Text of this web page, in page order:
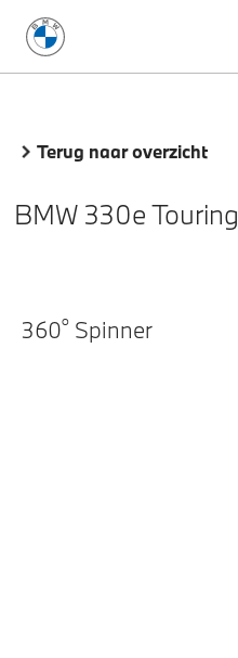
Terug naar overzicht
BMW 330e Touring
360o Spinner